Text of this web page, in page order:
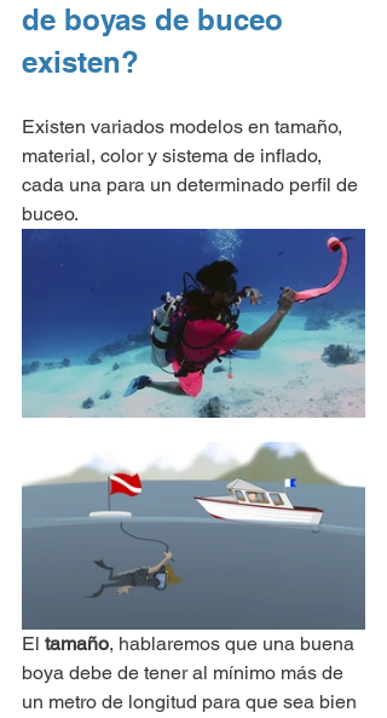
de boyas de buceo
existen?
Existen variados modelos en tamaño,
material, color y sistema de inflado,
cada una para un determinado perfil de
buceo.
El tamaño, hablaremos que una buena
boya debe de tener al mínimo más de
un metro de longitud para que sea bien